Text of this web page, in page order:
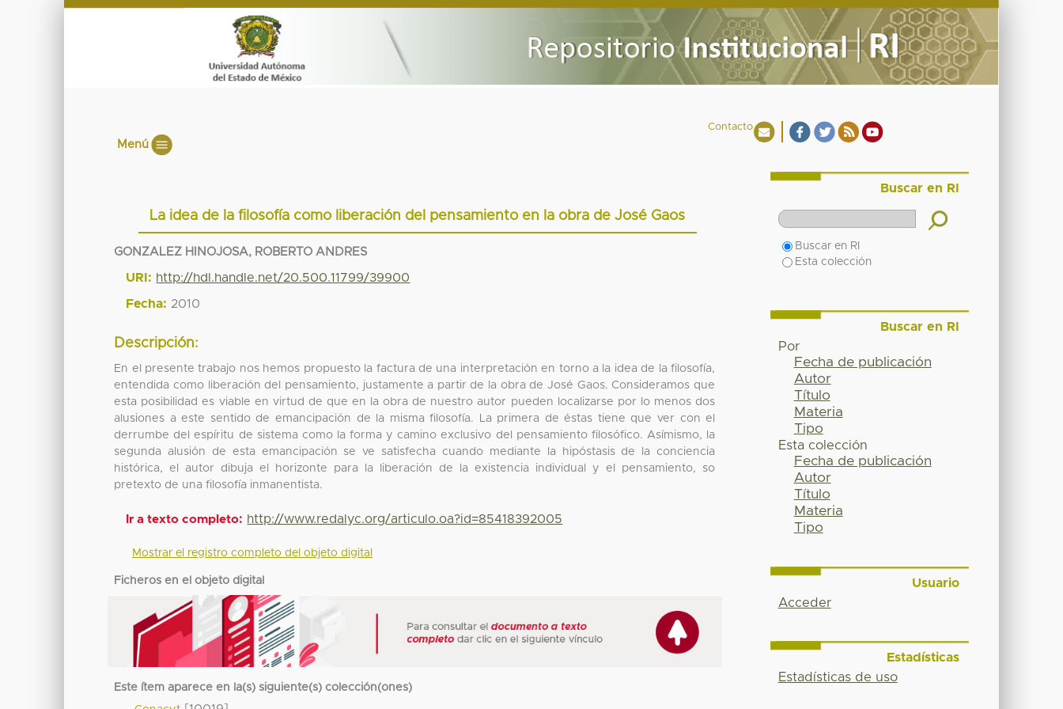
Contacto
Menú
La idea de la filosofía como liberación del pensamiento en la obra de José Gaos
GONZALEZ HINOJOSA, ROBERTO ANDRES
URI: http://hdl.handle.net/20.500.11799/39900
Fecha: 2010
Descripción:
En el presente trabajo nos hemos propuesto la factura de una interpretación en torno a la idea de la filosofía,
entendida como liberación del pensamiento, justamente a partir de la obra de José Gaos. Consideramos que
esta posibilidad es viable en virtud de que en la obra de nuestro autor pueden localizarse por lo menos dos
alusiones a este sentido de emancipación de la misma filosofía. La primera de éstas tiene que ver con el
derrumbe del espíritu de sistema como la forma y camino exclusivo del pensamiento filosófico. Asímismo, la
segunda alusión de esta emancipación se ve satisfecha cuando mediante la hipóstasis de la conciencia
histórica, el autor dibuja el horizonte para la liberación de la existencia individual y el pensamiento, so
pretexto de una filosofía inmanentista.
Ir a texto completo: http://www.redalyc.org/articulo.oa?id=85418392005
Mostrar el registro completo del objeto digital
Ficheros en el objeto digital
Este ítem aparece en la(s) siguiente(s) colección(ones)
Buscar en RI
Buscar en RI
Esta colección
Buscar en RI
Por
Fecha de publicación
Autor
Título
Materia
Tipo
Esta colección
Fecha de publicación
Autor
Título
Materia
Tipo
Usuario
Acceder
Estadísticas
Estadísticas de uso